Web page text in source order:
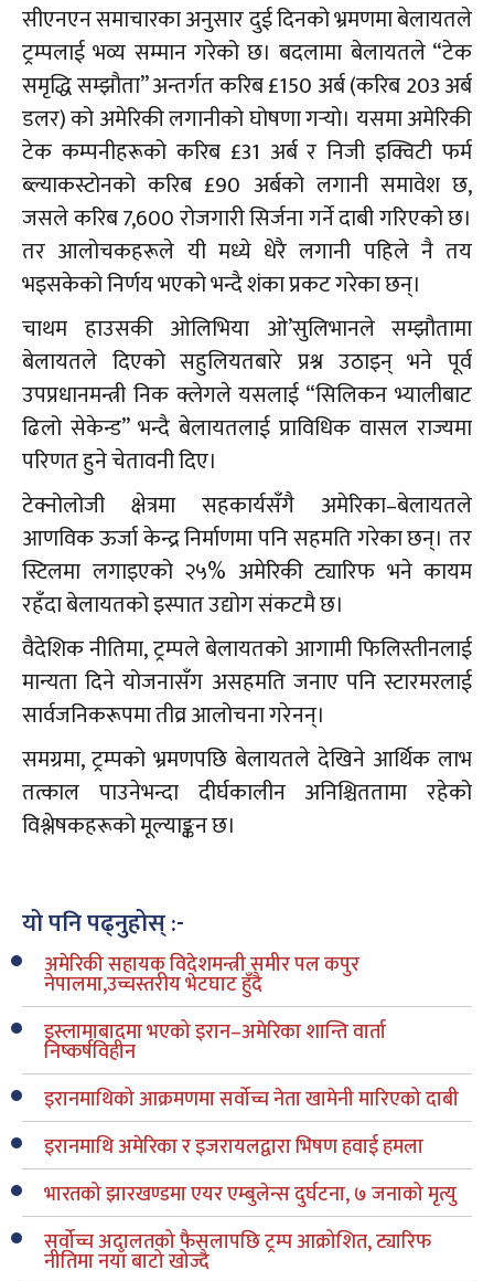
सीएनएन समाचारका अनुसार दुई दिनको भ्रमणमा बेलायतले
ट्रम्पलाई भव्य सम्मान गरेको छ। बदलामा बेलायतले “टेक
समृद्धि सम्झौता” अन्तर्गत करिब £150 अर्ब (करिब 203 अर्ब
डलर) को अमेरिकी लगानीको घोषणा गर्‍यो। यसमा अमेरिकी
टेक कम्पनीहरूको करिब £31 अर्ब र निजी इक्विटी फर्म
ब्ल्याकस्टोनको करिब £90 अर्बको लगानी समावेश छ,
जसले करिब 7,600 रोजगारी सिर्जना गर्ने दाबी गरिएको छ।
तर आलोचकहरूले यी मध्ये धेरै लगानी पहिले नै तय
भइसकेको निर्णय भएको भन्दै शंका प्रकट गरेका छन्।
चाथम हाउसकी ओलिभिया ओ’सुलिभानले सम्झौतामा
बेलायतले दिएको सहुलियतबारे प्रश्न उठाइन् भने पूर्व
उपप्रधानमन्त्री निक क्लेगले यसलाई “सिलिकन भ्यालीबाट
ढिलो सेकेन्ड” भन्दै बेलायतलाई प्राविधिक वासल राज्यमा
परिणत हुने चेतावनी दिए।
टेक्नोलोजी क्षेत्रमा सहकार्यसँगै अमेरिका–बेलायतले
आणविक ऊर्जा केन्द्र निर्माणमा पनि सहमति गरेका छन्। तर
स्टिलमा लगाइएको २५% अमेरिकी ट्यारिफ भने कायम
रहँदा बेलायतको इस्पात उद्योग संकटमै छ।
वैदेशिक नीतिमा, ट्रम्पले बेलायतको आगामी फिलिस्तीनलाई
मान्यता दिने योजनासँग असहमति जनाए पनि स्टारमरलाई
सार्वजनिकरूपमा तीव्र आलोचना गरेनन्।
समग्रमा, ट्रम्पको भ्रमणपछि बेलायतले देखिने आर्थिक लाभ
तत्काल पाउनेभन्दा दीर्घकालीन अनिश्चिततामा रहेको
विश्लेषकहरूको मूल्याङ्कन छ।
यो पनि पढ्नुहोस् :-
अमेरिकी सहायक विदेशमन्त्री समीर पल कपुर
नेपालमा,उच्चस्तरीय भेटघाट हुँदै
इस्लामाबादमा भएको इरान–अमेरिका शान्ति वार्ता
निष्कर्षविहीन
इरानमाथिको आक्रमणमा सर्वोच्च नेता खामेनी मारिएको दाबी
इरानमाथि अमेरिका र इजरायलद्वारा भिषण हवाई हमला
भारतको झारखण्डमा एयर एम्बुलेन्स दुर्घटना, ७ जनाको मृत्यु
सर्वोच्च अदालतको फैसलापछि ट्रम्प आक्रोशित, ट्यारिफ
नीतिमा नयाँ बाटो खोज्दै